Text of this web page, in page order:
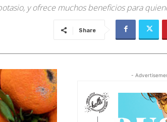
y ofrece muchos beneficios para
Share
-